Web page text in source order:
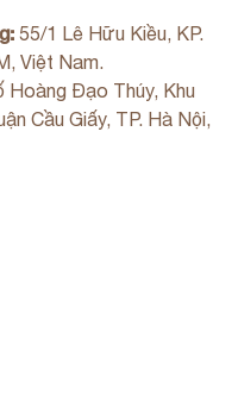
55/1 Lê Hữu Kiều, KP.
Việt Nam.
Hoàng Đạo Thúy, Khu
Cầu Giấy, TP. Hà Nội,